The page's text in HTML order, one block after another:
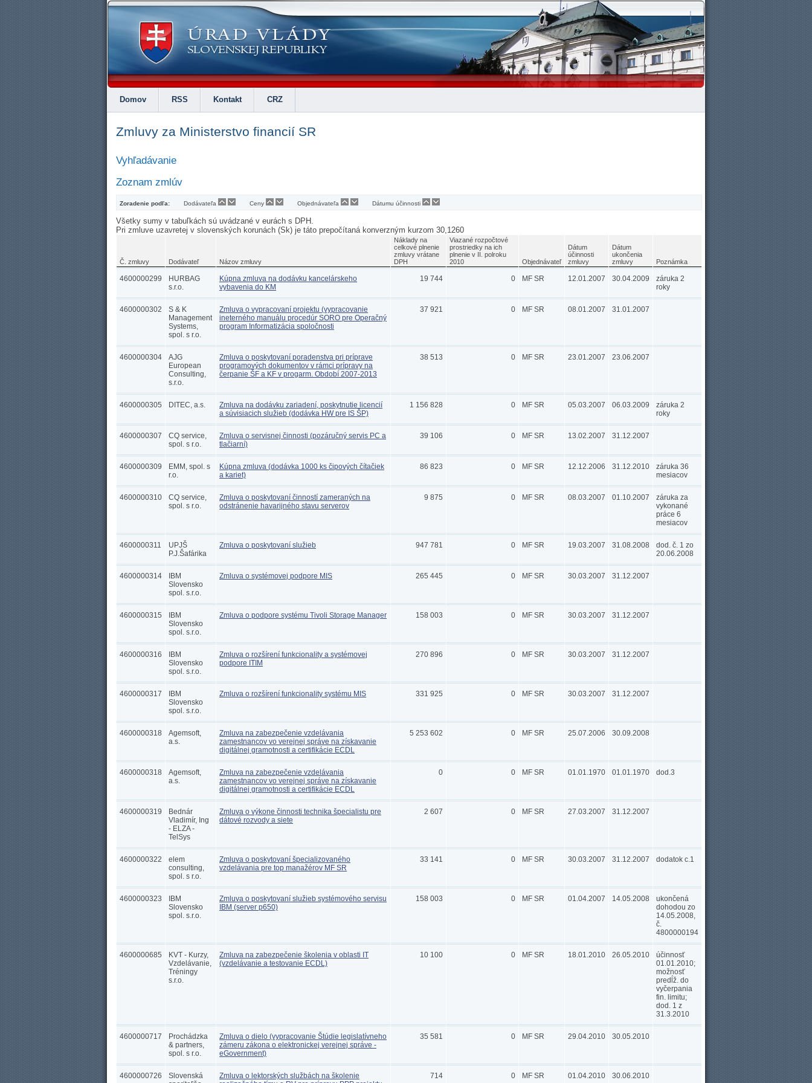
Domov RSS Kontakt CRZ
Zmluvy za Ministerstvo financií SR
Vyhľadávanie
Zoznam zmlúv
Zoradenie podľa: Dodávateľa Ceny Objednávateľa Dátumu účinnosti
Všetky sumy v tabuľkách sú uvádzané v eurách s DPH.
Pri zmluve uzavretej v slovenských korunách (Sk) je táto prepočítaná konverzným kurzom 30,1260
Č. zmluvy Dodávateľ Názov zmluvy
Náklady na
celkové plnenie
zmluvy vrátane
DPH
Viazané rozpočtové
prostriedky na ich
plnenie v II. polroku
2010
Objednávateľ
Dátum
účinnosti
zmluvy
Dátum
ukončenia
zmluvy
Poznámka
4600000299
HURBAG
s.r.o.
Kúpna zmluva na dodávku kancelárskeho
vybavenia do KM
19 744 0 MF SR 12.01.2007 30.04.2009
záruka 2
roky
4600000302
S & K
Management
Systems,
spol. s r.o.
Zmluva o vypracovaní projektu (vypracovanie
ineterného manuálu procedúr SORO pre Operačný
program Informatizácia spoločnosti
37 921 0 MF SR 08.01.2007 31.01.2007
4600000304
AJG
European
Consulting,
s.r.o.
Zmluva o poskytovaní poradenstva pri príprave
programových dokumentov v rámci prípravy na
čerpanie ŠF a KF v progarm. Období 2007-2013
38 513 0 MF SR 23.01.2007 23.06.2007
4600000305 DITEC, a.s.
Zmluva na dodávku zariadení, poskytnutie licencií
a súvisiacich služieb (dodávka HW pre IS ŠP)
1 156 828 0 MF SR 05.03.2007 06.03.2009
záruka 2
roky
4600000307
CQ service,
spol. s r.o.
Zmluva o servisnej činnosti (pozáručný servis PC a
tlačiarní)
39 106 0 MF SR 13.02.2007 31.12.2007
4600000309
EMM, spol. s
r.o.
Kúpna zmluva (dodávka 1000 ks čipových čítačiek
a kariet)
86 823 0 MF SR 12.12.2006 31.12.2010
záruka 36
mesiacov
4600000310
CQ service,
spol. s r.o.
Zmluva o poskytovaní činností zameraných na
odstránenie havarijného stavu serverov
9 875 0 MF SR 08.03.2007 01.10.2007
záruka za
vykonané
práce 6
mesiacov
4600000311
UPJŠ
P.J.Šafárika
Zmluva o poskytovaní služieb 947 781 0 MF SR 19.03.2007 31.08.2008
dod. č. 1 zo
20.06.2008
4600000314
IBM
Slovensko
spol. s.r.o.
Zmluva o systémovej podpore MIS 265 445 0 MF SR 30.03.2007 31.12.2007
4600000315
IBM
Slovensko
spol. s.r.o.
Zmluva o podpore systému Tivoli Storage Manager 158 003 0 MF SR 30.03.2007 31.12.2007
4600000316
IBM
Slovensko
spol. s.r.o.
Zmluva o rozšírení funkcionality a systémovej
podpore ITIM
270 896 0 MF SR 30.03.2007 31.12.2007
4600000317
IBM
Slovensko
spol. s.r.o.
Zmluva o rozšírení funkcionality systému MIS 331 925 0 MF SR 30.03.2007 31.12.2007
4600000318
Agemsoft,
a.s.
Zmluva na zabezpečenie vzdelávania
zamestnancov vo verejnej správe na získavanie
digitálnej gramotnosti a certifikácie ECDL
5 253 602 0 MF SR 25.07.2006 30.09.2008
4600000318
Agemsoft,
a.s.
Zmluva na zabezpečenie vzdelávania
zamestnancov vo verejnej správe na získavanie
digitálnej gramotnosti a certifikácie ECDL
0 0 MF SR 01.01.1970 01.01.1970 dod.3
4600000319
Bednár
Vladimír, Ing
- ELZA -
TelSys
Zmluva o výkone činnosti technika špecialistu pre
dátové rozvody a siete
2 607 0 MF SR 27.03.2007 31.12.2007
4600000322
elem
consulting,
spol. s r.o.
Zmluva o poskytovaní špecializovaného
vzdelávania pre top manažérov MF SR
33 141 0 MF SR 30.03.2007 31.12.2007 dodatok c.1
4600000323
IBM
Slovensko
spol. s.r.o.
Zmluva o poskytovaní služieb systémového servisu
IBM (server p650)
158 003 0 MF SR 01.04.2007 14.05.2008
ukončená
dohodou zo
14.05.2008,
č.
4800000194
4600000685
KVT - Kurzy,
Vzdelávanie,
Tréningy
s.r.o.
Zmluva na zabezpečenie školenia v oblasti IT
(vzdelávanie a testovanie ECDL)
10 100 0 MF SR 18.01.2010 26.05.2010
účinnosť
01.01.2010;
možnosť
predĺž. do
vyčerpania
fin. limitu;
dod. 1 z
31.3.2010
4600000717
Prochádzka
& partners,
spol. s r.o.
Zmluva o dielo (vypracovanie Štúdie legislatívneho
zámeru zákona o elektronickej verejnej správe -
eGovernment)
35 581 0 MF SR 29.04.2010 30.05.2010
4600000726
Slovenská
Zmluva o lektorských službách na školenie
714 0 MF SR 01.04.2010 30.06.2010